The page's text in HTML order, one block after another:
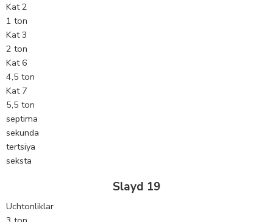
Kat 2
1 ton
Kat 3
2 ton
Kat 6
4,5 ton
Kat 7
5,5 ton
septima
sekunda
tertsiya
seksta
Slayd 19
Uchtonliklar